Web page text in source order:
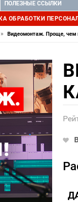
ПОЛЕЗНЫЕ ССЫЛКИ
ОБРАБОТКИ
» Видеомонтаж. Проще, чем